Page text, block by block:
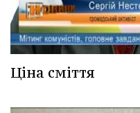
Ціна сміття